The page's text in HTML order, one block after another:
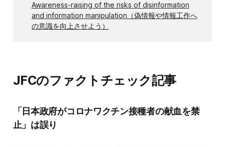
Awareness-raising of the risks of disinformation
and information manipulation（偽情報や情報工作へ
の意識を向上させよう）
JFCのファクトチェック記事
「日本政府がコロナワクチン接種者の献血を禁
止」は誤り